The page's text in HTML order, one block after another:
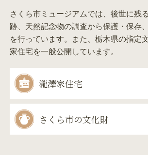
さくら市ミュージアムでは、後世に残
跡、天然記念物の調査から保護・保存
を行っています。また、栃木県の指定
家住宅を一般公開しています。
瀧澤家住宅
さくら市の文化財